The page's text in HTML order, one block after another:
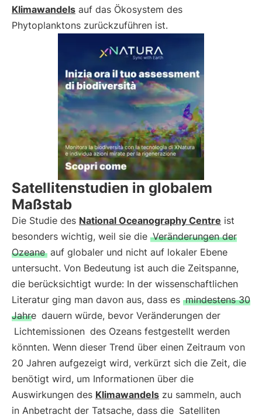
Klimawandels auf das Ökosystem des
Phytoplanktons zurückzuführen ist.
Satellitenstudien in globalem
Maßstab
Die Studie des National Oceanography Centre ist
besonders wichtig, weil sie die Veränderungen der
Ozeane auf globaler und nicht auf lokaler Ebene
untersucht. Von Bedeutung ist auch die Zeitspanne,
die berücksichtigt wurde: In der wissenschaftlichen
Literatur ging man davon aus, dass es mindestens 30
Jahre dauern würde, bevor Veränderungen der
Lichtemissionen des Ozeans festgestellt werden
könnten. Wenn dieser Trend über einen Zeitraum von
20 Jahren aufgezeigt wird, verkürzt sich die Zeit, die
benötigt wird, um Informationen über die
Auswirkungen des Klimawandels zu sammeln, auch
in Anbetracht der Tatsache, dass die Satelliten